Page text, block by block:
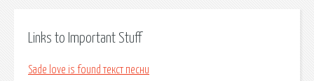
Links to Important Stuff
Sade love is found текст песни